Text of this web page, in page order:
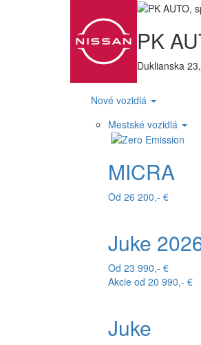
Nové vozidlá
Mestské vozidlá
MICRA
Od 26 200,- €
Juke
Od 23 990,- €
Akcie od 20 990,- €
Juke
PK
Duklianska